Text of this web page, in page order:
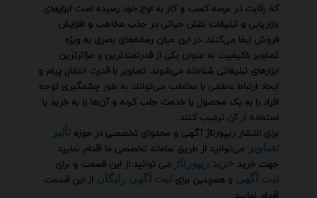
که رقابت در عرصه کسب و کار به اوج خود رسیده است ابزارهای
بازاریابی و تبلیغات نقش حیاتی در جذب مخاطب و افزایش
فروش ایفا می‌کنند. در این میان رسانه‌های بصری به ویژه
تصاویر باکیفیت به عنوان یکی از قدرتمندترین و مؤثرترین
ابزارهای تبلیغاتی شناخته می‌شوند. تصاویر با قدرت انتقال پیام و
ایجاد ارتباط عاطفی با مخاطب می‌توانند به طور چشمگیری توجه
افراد را به یک محصول یا خدمت جلب کرده و آن‌ها را به خرید یا
استفاده از آن ترغیب کنند.
برای انتشار ریپورتاژ آگهی و محتوای تخصصی در حوزه تأثیر
تصاویر می‌توانید از طریق سامانه تخصصی ما اقدام نمایید
جهت خرید خرید ریپورتاژ می توانید از این قسمت و برای
ثبت آگهی و همچنین برای ثبت آگهی رایگان از این قسمت